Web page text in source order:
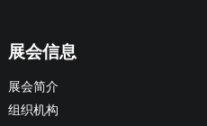
展会信息
展会简介
组织机构